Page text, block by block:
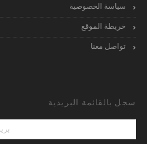
سياسة الخصوصية
خريطة الموقع
تواصل معنا
سجل بالقائمة البريدية